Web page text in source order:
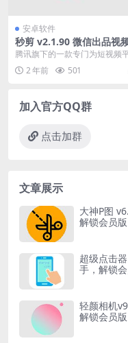
安卓软件
秒剪 v2.1.90 微信出品视
作工具
腾讯旗下的一款专门为短视频
优化设计的软件，app使用简
将视频图片等导入后...
2 年前 501
加入官方QQ群
点击加群
文章展示
大神P图
解锁会员版
超级点击
手，解锁
轻颜相机
解锁会员版